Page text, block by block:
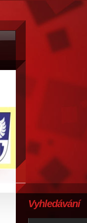
Vyhledávání